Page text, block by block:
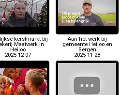
kerstmarkt bij
Maatwerk in
Heiloo
2025-12-07
Aan het werk bij
gemeente Heiloo en
Bergen
2025-11-28